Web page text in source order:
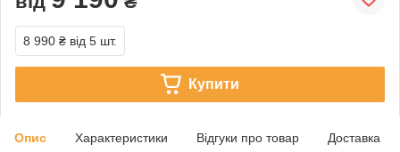
8 990 ₴ від 5 шт.
Купити
Опис Характеристики Відгуки про товар Доставка